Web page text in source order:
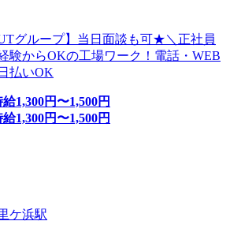
グループ】当日面談も可★＼正社員
験からOKの工場ワーク！電話・WEB
払いOK
給1,300円〜1,500円
給1,300円〜1,500円
ケ浜駅